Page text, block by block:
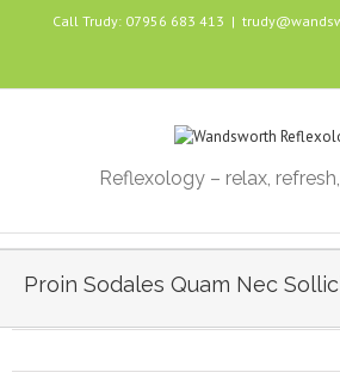
Call Trudy: 07956 683 413 |
Reflexology – relax,
Proin Sodales Quam Nec